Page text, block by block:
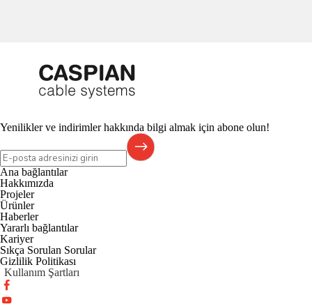
Yenilikler ve indirimler hakkında bilgi almak için abone olun!
Ana bağlantılar
Hakkımızda
Projeler
Ürünler
Haberler
Yararlı bağlantılar
Kariyer
Sıkça Sorulan Sorular
Gizlilik Politikası
Kullanım Şartları